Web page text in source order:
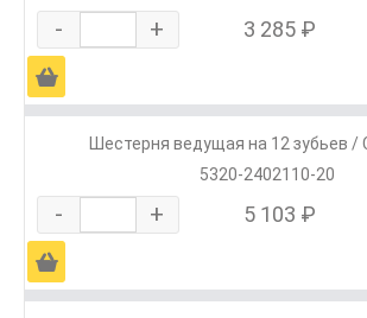
- + 3 285 ₽
Ä
Шестерня ведущая на 12 зубьев /
5320-2402110-20
- + 5 103 ₽
Ä